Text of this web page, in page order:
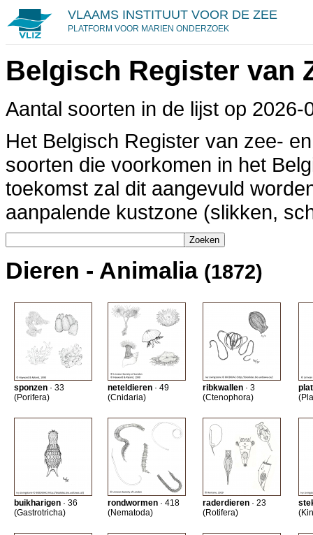
VLAAMS INSTITUUT VOOR DE ZEE
PLATFORM VOOR MARIEN ONDERZOEK
Belgisch Register van
Aantal soorten in de lijst op
Het Belgisch Register van zee-
soorten die voorkomen in het
toekomst zal dit aangevuld
aanpalende kustzone (slikken,
Dieren - Animalia (1872)
sponzen · 33
(Porifera)
neteldieren · 49
(Cnidaria)
ribkwallen · 3
(Ctenophora)
buikharigen · 36
(Gastrotricha)
rondwormen · 418
(Nematoda)
raderdieren · 23
(Rotifera)